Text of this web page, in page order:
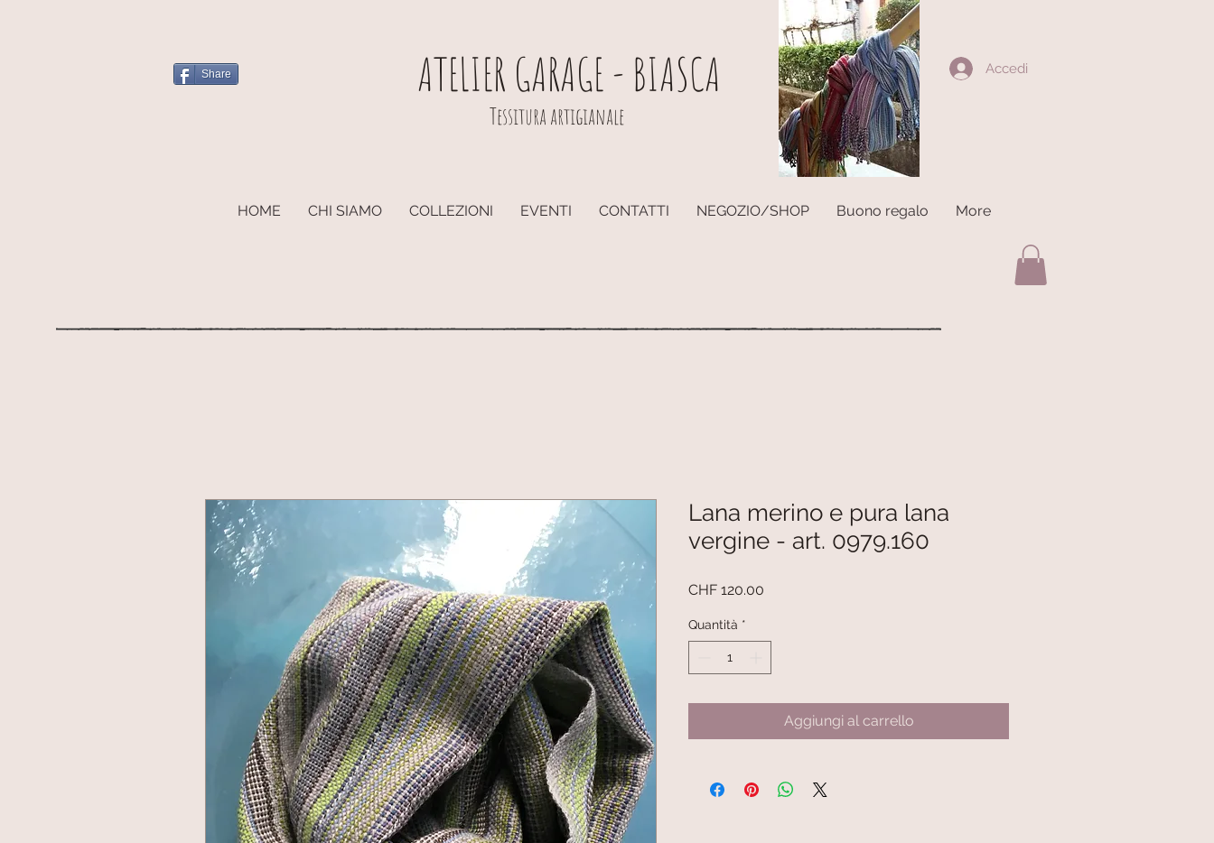
Share ATELIER GARAGE - BIASCA
Tessitura artigianale
Accedi
HOME CHI SIAMO COLLEZIONI EVENTI CONTATTI NEGOZIO/SHOP Buono regalo More
Lana merino e pura lana
vergine - art. 0979.160
CHF 120.00
Quantità *
Aggiungi al carrello